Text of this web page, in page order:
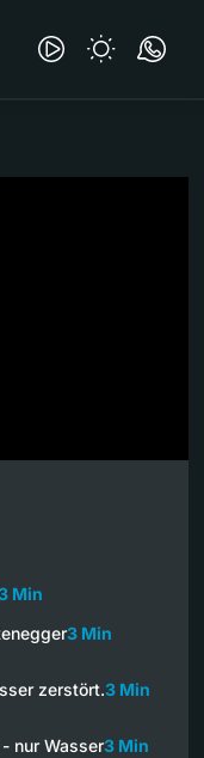
Min
3 Min
zerstört.3 Min
nur Wasser3 Min